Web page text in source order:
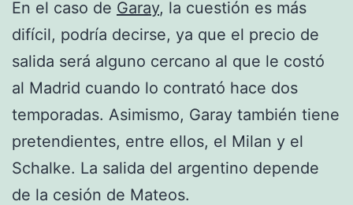
En el caso de Garay, la cuestión es más
difícil, podría decirse, ya que el precio de
salida será alguno cercano al que le costó
al Madrid cuando lo contrató hace dos
temporadas. Asimismo, Garay también tiene
pretendientes, entre ellos, el Milan y el
Schalke. La salida del argentino depende
de la cesión de Mateos.